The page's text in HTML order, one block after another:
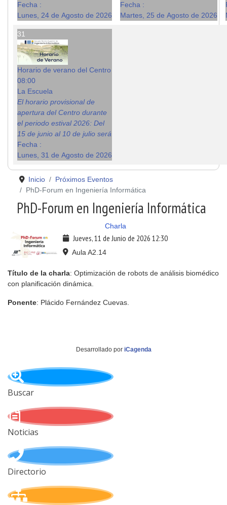
Fecha :
Lunes, 24 de Agosto de 2026
Fecha :
Martes, 25 de Agosto de 2026
31
Horario de verano del Centro
08:00
La Escuela
El horario provisional de
apertura del Centro durante
el periodo estival 2026: Del
15 de junio al 10 de julio será
Fecha :
Lunes, 31 de Agosto de 2026
Inicio
Próximos Eventos
PhD-Forum en Ingeniería Informática
PhD-Forum en Ingeniería Informática
Charla
Jueves, 11 de Junio de 2026 12:30
Aula A2.14
Título de la charla: Optimización de robots de análisis biomédico
con planificación dinámica.
Ponente: Plácido Fernández Cuevas.
Desarrollado por iCagenda
Buscar
Noticias
Directorio